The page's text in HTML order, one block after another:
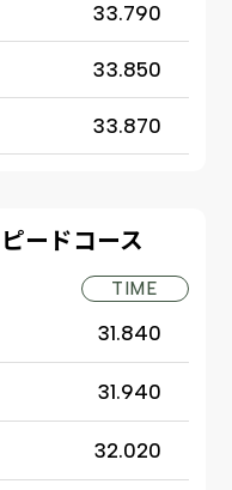
33.790
33.850
33.870
ードコース
TIME
31.840
31.940
32.020